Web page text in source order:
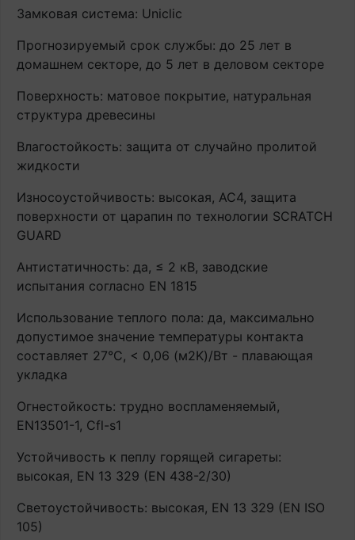
Замковая система: Uniclic
Прогнозируемый срок службы: до 25 лет в
домашнем секторе, до 5 лет в деловом секторе
Поверхность: матовое покрытие, натуральная
структура древесины
Влагостойкость: защита от случайно пролитой
жидкости
Износоустойчивость: высокая, AC4, защита
поверхности от царапин по технологии SCRATCH
GUARD
Антистатичность: да, ≤ 2 кВ, заводские
испытания согласно EN 1815
Использование теплого пола: да, максимально
допустимое значение температуры контакта
составляет 27°С, < 0,06 (м2K)/Вт - плавающая
укладка
Огнестойкость: трудно воспламеняемый,
EN13501-1, Cfl-s1
Устойчивость к пеплу горящей сигареты:
высокая, EN 13 329 (EN 438-2/30)
Светоустойчивость: высокая, EN 13 329 (EN ISO
105)